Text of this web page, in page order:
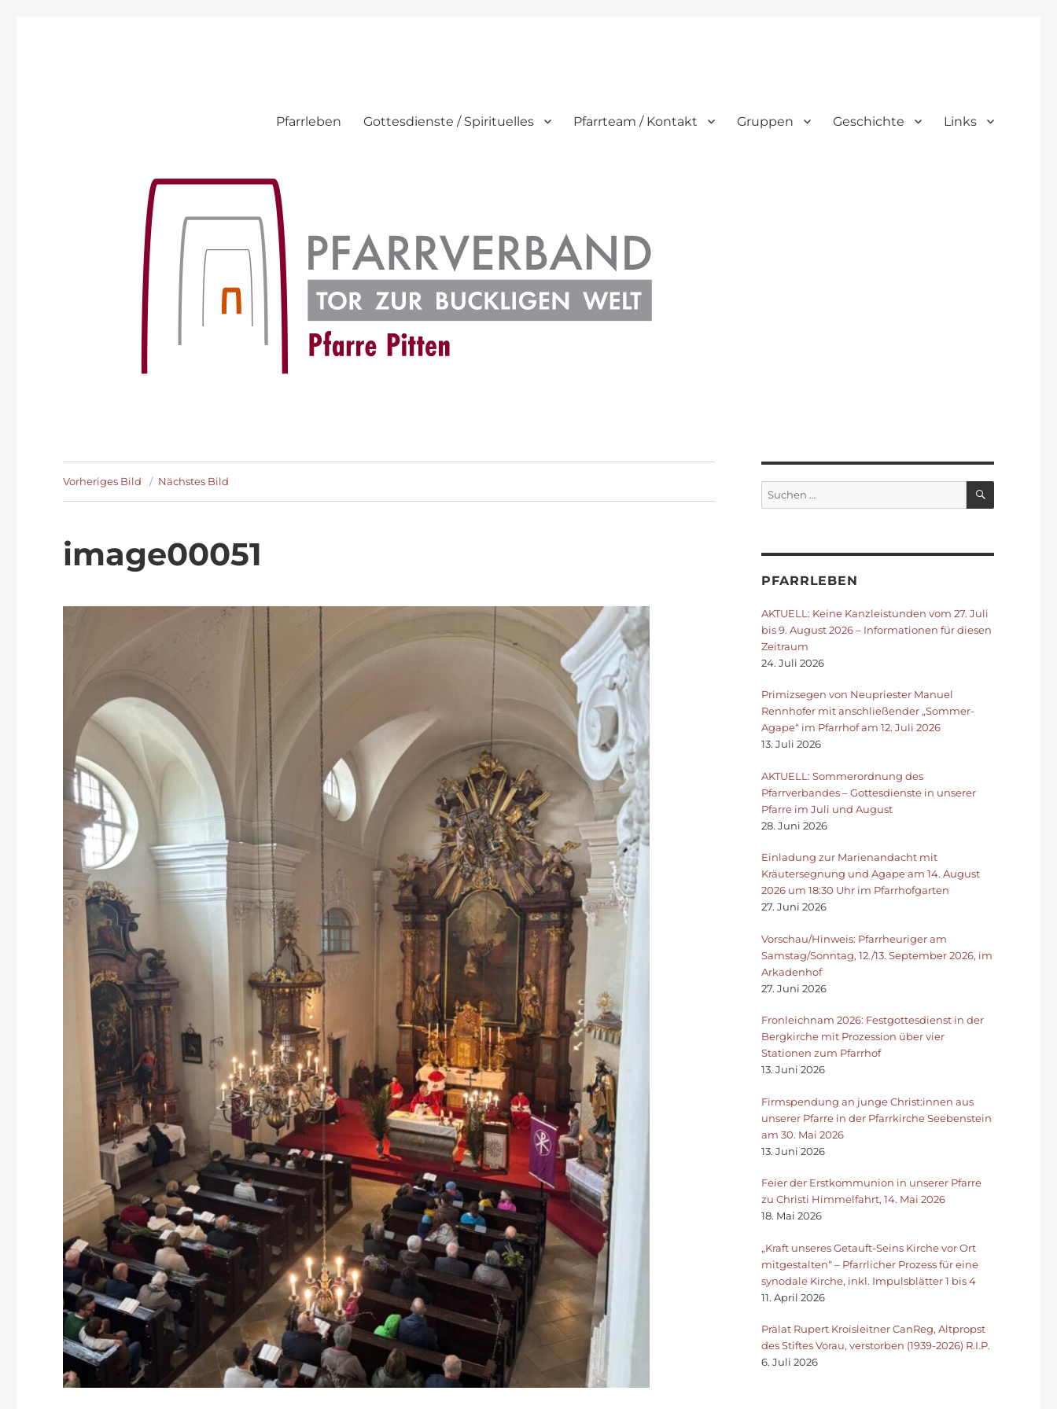
Pfarrleben Gottesdienste / Spirituelles Pfarrteam / Kontakt Gruppen Geschichte Links
Vorheriges Bild Nächstes Bild
image00051
Suchen
SUCHEN
PFARRLEBEN
AKTUELL: Keine Kanzleistunden vom 27. Juli
bis 9. August 2026 – Informationen für diesen
Zeitraum
24. Juli 2026
Primizsegen von Neupriester Manuel
Rennhofer mit anschließender „Sommer-
Agape“ im Pfarrhof am 12. Juli 2026
13. Juli 2026
AKTUELL: Sommerordnung des
Pfarrverbandes – Gottesdienste in unserer
Pfarre im Juli und August
28. Juni 2026
Einladung zur Marienandacht mit
Kräutersegnung und Agape am 14. August
2026 um 18:30 Uhr im Pfarrhofgarten
27. Juni 2026
Vorschau/Hinweis: Pfarrheuriger am
Samstag/Sonntag, 12./13. September 2026, im
Arkadenhof
27. Juni 2026
Fronleichnam 2026: Festgottesdienst in der
Bergkirche mit Prozession über vier
Stationen zum Pfarrhof
13. Juni 2026
Firmspendung an junge Christ:innen aus
unserer Pfarre in der Pfarrkirche Seebenstein
am 30. Mai 2026
13. Juni 2026
Feier der Erstkommunion in unserer Pfarre
zu Christi Himmelfahrt, 14. Mai 2026
18. Mai 2026
„Kraft unseres Getauft-Seins Kirche vor Ort
mitgestalten“ – Pfarrlicher Prozess für eine
synodale Kirche, inkl. Impulsblätter 1 bis 4
11. April 2026
Prälat Rupert Kroisleitner CanReg, Altpropst
des Stiftes Vorau, verstorben (1939-2026) R.I.P.
6. Juli 2026